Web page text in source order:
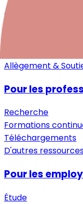
Pour les
Auto-assistance
Allègement &
Pour les
Recherche
Formations
Téléchargements
D'autres
Pour les
Étude